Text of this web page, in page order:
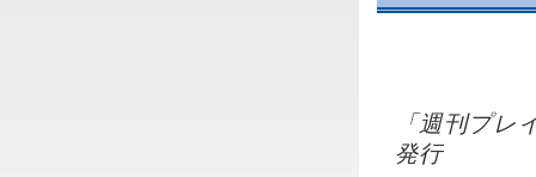
「週刊プ
発行